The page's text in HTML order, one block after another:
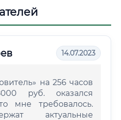
14.07.2023
на 256 часов
руб. оказался
мне требовалось.
актуальные